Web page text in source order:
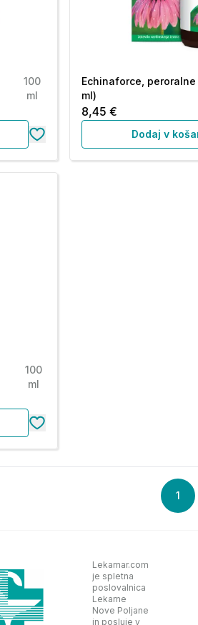
100
ml
Echinaforce,
ml)
8,45 €
Dodaj v
100
ml
1
Lekarnar.com
je spletna
poslovalnica
Lekarne
Nove Poljane
in posluje v